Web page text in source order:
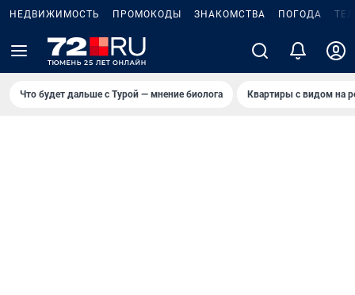
НЕДВИЖИМОСТЬ ПРОМОКОДЫ ЗНАКОМСТВА ПОГОДА
Что будет дальше с Турой — мнение биолога Квартиры с видом на